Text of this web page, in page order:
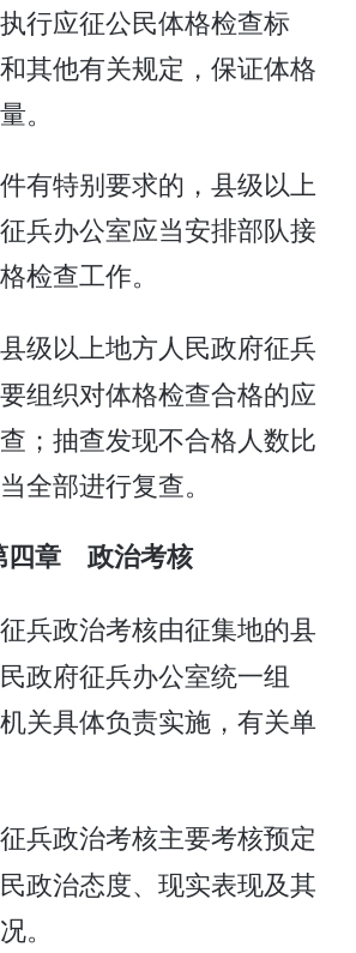
行应征公民体格检查标
其他有关规定，保证体格
。
有特别要求的，县级以上
兵办公室应当安排部队接
检查工作。
级以上地方人民政府征兵
组织对体格检查合格的应
；抽查发现不合格人数比
全部进行复查。
四章 政治考核
兵政治考核由征集地的县
政府征兵办公室统一组
关具体负责实施，有关单
兵政治考核主要考核预定
政治态度、现实表现及其
。